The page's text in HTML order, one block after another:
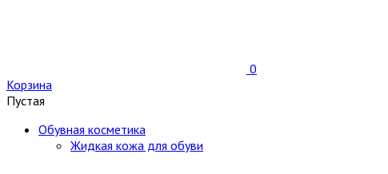
0
Корзина
Пустая
Обувная косметика
Жидкая кожа для обуви